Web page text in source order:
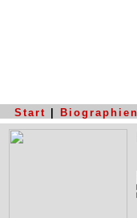
Start Biographien